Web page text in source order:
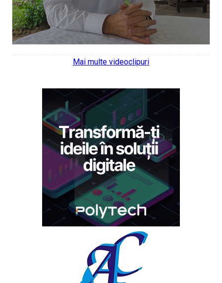
Mai multe videoclipuri